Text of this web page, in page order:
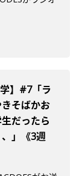
学】#7「ラ
そばかお
だったら
」《3週